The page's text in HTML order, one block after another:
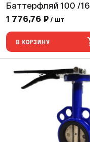
Баттерфляй 100 /16
1 776,76 ₽ / шт
В КОРЗИНУ